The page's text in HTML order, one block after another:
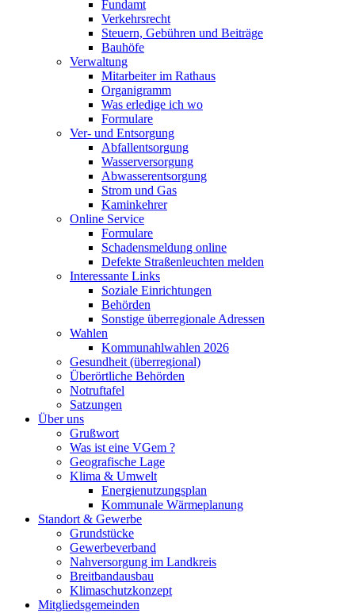
Fundamt
Verkehrsrecht
Steuern, Gebühren und Beiträge
Bauhöfe
Verwaltung
Mitarbeiter im Rathaus
Organigramm
Was erledige ich wo
Formulare
Ver- und Entsorgung
Abfallentsorgung
Wasserversorgung
Abwasserentsorgung
Strom und Gas
Kaminkehrer
Online Service
Formulare
Schadensmeldung online
Defekte Straßenleuchten melden
Interessante Links
Soziale Einrichtungen
Behörden
Sonstige überregionale Adressen
Wahlen
Kommunahlwahlen 2026
Gesundheit (überregional)
Überörtliche Behörden
Notruftafel
Satzungen
Über uns
Grußwort
Was ist eine VGem ?
Geografische Lage
Klima & Umwelt
Energienutzungsplan
Kommunale Wärmeplanung
Standort & Gewerbe
Grundstücke
Gewerbeverband
Nahversorgung im Landkreis
Breitbandausbau
Klimaschutzkonzept
Mitgliedsgemeinden